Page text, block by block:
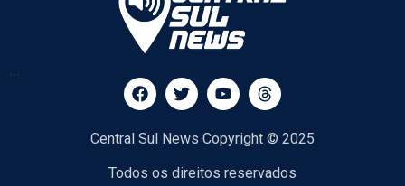
...
Central Sul News Copyright © 2025
Todos os direitos reservados